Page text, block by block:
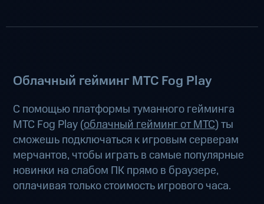
Облачный гейминг МТС Fog Play
С помощью платформы туманного гейминга
МТС Fog Play (облачный гейминг от МТС) ты
сможешь подключаться к игровым серверам
мерчантов, чтобы играть в самые популярные
новинки на слабом ПК прямо в браузере,
оплачивая только стоимость игрового часа.